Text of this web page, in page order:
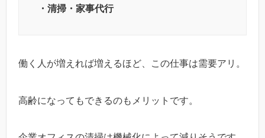
・清掃・家事代行
働く人が増えれば増えるほど、この仕事は需要アリ。
高齢になってもできるのもメリットです。